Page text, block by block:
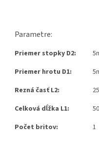
Parametre:
Priemer stopky D2:
Priemer hrotu D1:
Rezná časť L2:
Celková dĺžka L1:
Počet britov:
1